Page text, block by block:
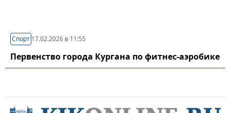
Спорт 17.02.2026 в 11:55
Первенство города Кургана по фитнес-аэробике